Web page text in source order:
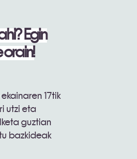
Egin
orain!
17tik
utzi eta
guztian
bazkideak